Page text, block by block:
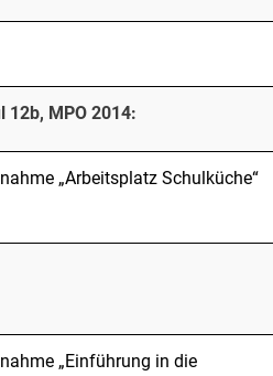
12b, MPO 2014:
„Arbeitsplatz Schulküche“
„Einführung in die